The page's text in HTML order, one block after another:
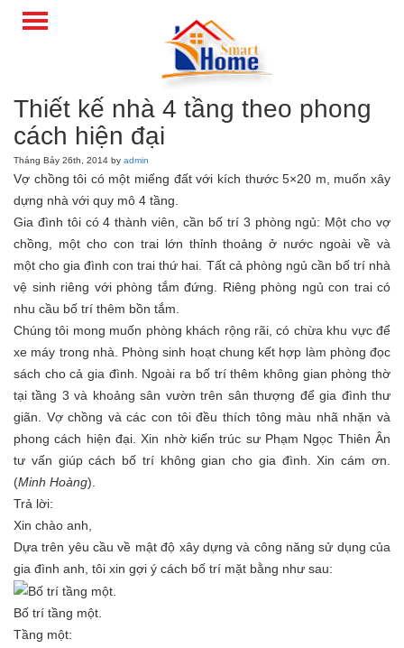
Thiết kế nhà 4 tầng theo phong
cách hiện đại
Tháng Bảy 26th, 2014 by admin
Vợ chồng tôi có một miếng đất với kích thước 5×20 m, muốn xây
dựng nhà với quy mô 4 tầng.
Gia đình tôi có 4 thành viên, cần bố trí 3 phòng ngủ: Một cho vợ
chồng, một cho con trai lớn thỉnh thoảng ở nước ngoài về và
một cho gia đình con trai thứ hai. Tất cả phòng ngủ cần bố trí nhà
vệ sinh riêng với phòng tắm đứng. Riêng phòng ngủ con trai có
nhu cầu bố trí thêm bồn tắm.
Chúng tôi mong muốn phòng khách rộng rãi, có chừa khu vực để
xe máy trong nhà. Phòng sinh hoạt chung kết hợp làm phòng đọc
sách cho cả gia đình. Ngoài ra bố trí thêm không gian phòng thờ
tại tầng 3 và khoảng sân vườn trên sân thượng để gia đình thư
giãn. Vợ chồng và các con tôi đều thích tông màu nhã nhặn và
phong cách hiện đại. Xin nhờ kiến trúc sư Phạm Ngọc Thiên Ân
tư vấn giúp cách bố trí không gian cho gia đình. Xin cám ơn.
(Minh Hoàng).
Trả lời:
Xin chào anh,
Dựa trên yêu cầu về mật độ xây dựng và công năng sử dụng của
gia đình anh, tôi xin gợi ý cách bố trí mặt bằng như sau:
Bố trí tầng một.
Tầng một: